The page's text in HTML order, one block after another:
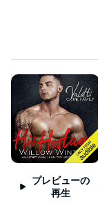
プレビューの
再生